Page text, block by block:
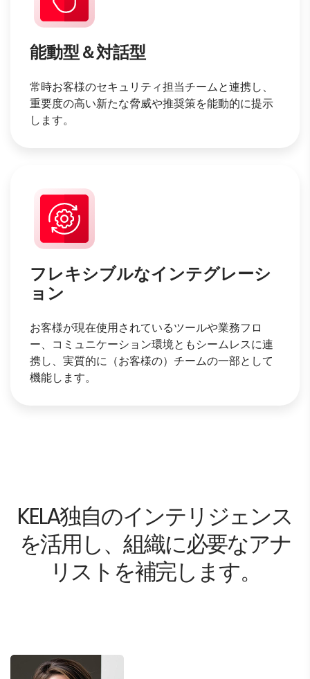
能動型＆対話型
常時お客様のセキュリティ担当チームと連携し、
重要度の高い新たな脅威や推奨策を能動的に提示
します。
フレキシブルなインテグレーシ
ョン
お客様が現在使用されているツールや業務フロ
ー、コミュニケーション環境ともシームレスに連
携し、実質的に（お客様の）チームの一部として
機能します。
KELA独自のインテリジェンス
を活用し、組織に必要なアナ
リストを補完します。